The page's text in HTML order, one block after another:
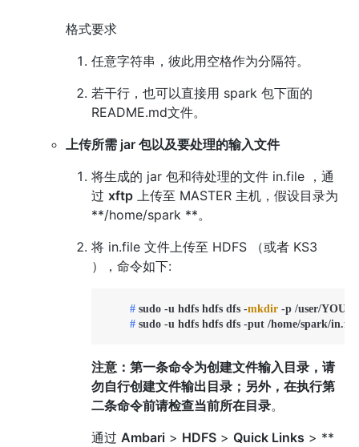
格式要求
任意字符串，彼此用空格作为分隔符。
若干行，也可以直接用 spark 包下面的
README.md文件。
上传所需 jar 包以及要处理的输入文件
将生成的 jar 包和待处理的文件 in.file ，通
过 xftp上传至 MASTER 主机，假设目录为
**/home/spark **。
将 in.file 文件上传至 HDFS （或者 KS3
），命令如下:
	#
sudo -u hdfs hdfs dfs -mkdir -p /user/
	#
sudo -u hdfs hdfs dfs -put /home/spark/
注意：第一条命令为创建文件输入目录， 请
勿自行创建文件输出目录；另外，在执行第
二条命令前请检查当前所在目录。
通过 Ambari> HDFS> Quick Links > **